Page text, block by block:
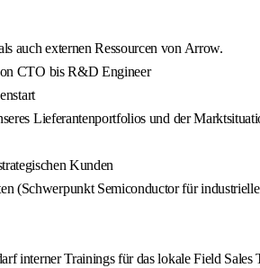
auch externen Ressourcen von Arrow.
CTO bis R&D Engineer
Lieferantenportfolios und der
Kunden
(Schwerpunkt Semiconductor für
interner Trainings für das lokale Field Sales